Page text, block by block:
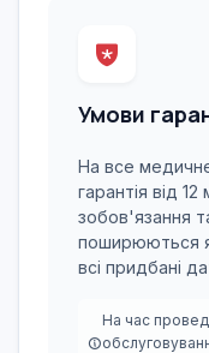
Умови
На все
гарантія від 12
зобов'язання
поширюються
всі придбані
На час